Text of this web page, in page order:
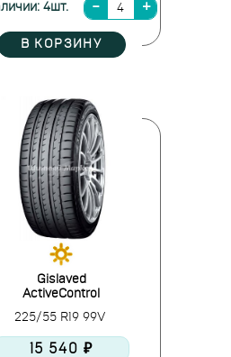
4шт.
В КОРЗИНУ
Gislaved
ActiveControl
225/55 R19 99V
15 540 ₽